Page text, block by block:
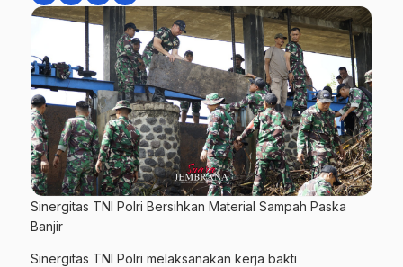
Sinergitas TNI Polri Bersihkan Material Sampah Paska
Banjir
Sinergitas TNI Polri melaksanakan kerja bakti